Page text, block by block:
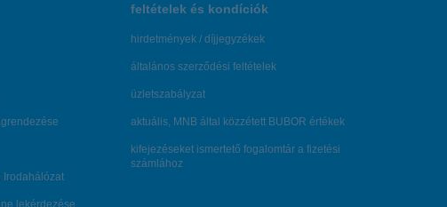
Irodahálózat
lekérdezése
feltételek és kondíciók
hirdetmények / díjjegyzékek
általános szerződési feltételek
üzletszabályzat
aktuális, MNB által közzétett BUBOR értékek
kifejezéseket ismertető fogalomtár a fizetési
számlához